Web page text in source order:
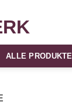
ALLE PRODUKTE